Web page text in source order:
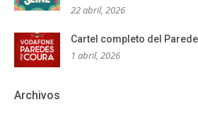
22 abril, 2026
Cartel completo del
1 abril, 2026
Archivos